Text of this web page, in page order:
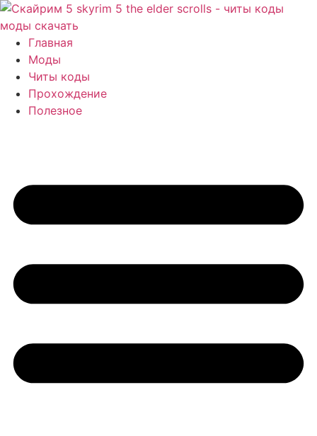
Перейти
к
содержимому
Главная
Моды
Читы коды
Прохождение
Полезное